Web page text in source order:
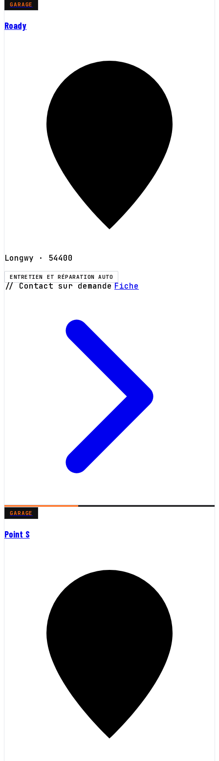
GARAGE
Roady
Longwy · 54400
ENTRETIEN ET RÉPARATION AUTO
// Contact sur demande Fiche
GARAGE
Point S